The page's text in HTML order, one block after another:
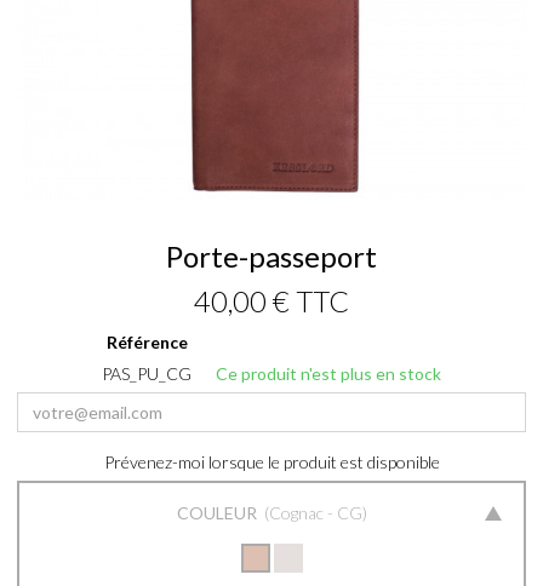
Porte-passeport
40,00 € TTC
Référence
PAS_PU_CG
Ce produit n'est plus en stock
Prévenez-moi lorsque le produit est disponible
COULEUR Cognac - CG